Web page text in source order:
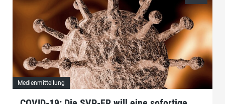
Medienmitteilung